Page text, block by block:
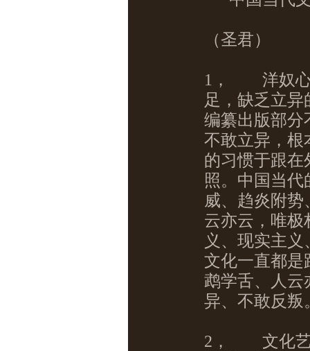
（圣君）
1，
洋奴
足，缺乏立
编纂出版部分
不敢立异，根
的习惯于跟在
照。中国当
威、趋炎附
云亦云，唯极
义、现实主
文化一直都是
鹉学舌、人云
异、不敢反叛
2，
文化